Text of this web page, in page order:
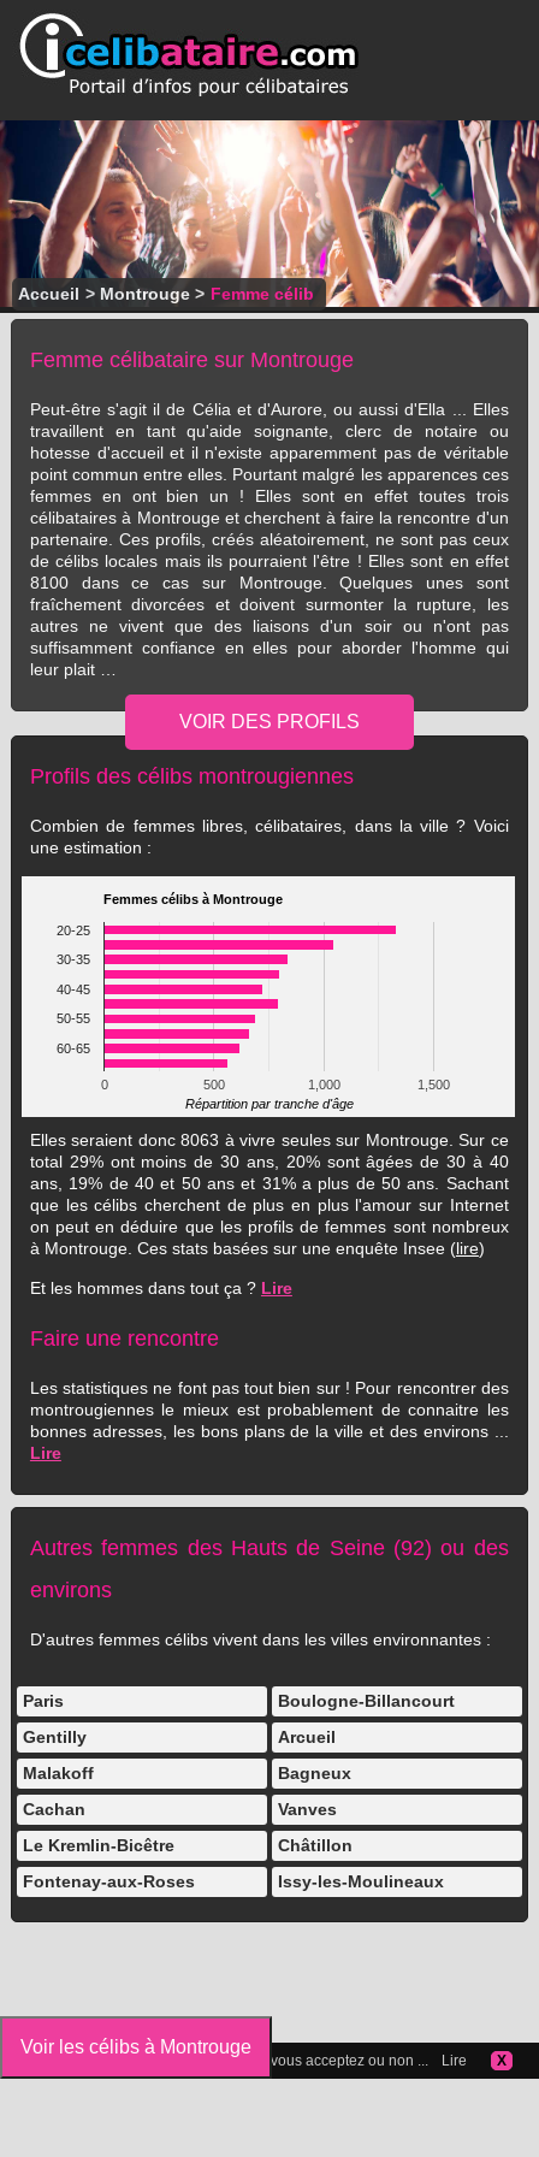
Accueil > Montrouge> Femme célib
Femme célibataire sur Montrouge
Peut-être s'agit il de Célia et d'Aurore, ou aussi d'Ella ... Elles
travaillent en tant qu'aide soignante, clerc de notaire ou
hotesse d'accueil et il n'existe apparemment pas de véritable
point commun entre elles. Pourtant malgré les apparences ces
femmes en ont bien un ! Elles sont en effet toutes trois
célibataires à Montrouge et cherchent à faire la rencontre d'un
partenaire. Ces profils, créés aléatoirement, ne sont pas ceux
de célibs locales mais ils pourraient l'être ! Elles sont en effet
8100 dans ce cas sur Montrouge. Quelques unes sont
fraîchement divorcées et doivent surmonter la rupture, les
autres ne vivent que des liaisons d'un soir ou n'ont pas
suffisamment confiance en elles pour aborder l'homme qui
leur plait …
Profils des célibs montrougiennes
Combien de femmes libres, célibataires, dans la ville ? Voici
une estimation :
Femmes célibs à Montrouge
0 500 1,000 1,500
20-25
30-35
40-45
50-55
60-65
Répartition par tranche d'âge
Elles seraient donc 8063 à vivre seules sur Montrouge. Sur ce
total 29% ont moins de 30 ans, 20% sont âgées de 30 à 40
ans, 19% de 40 et 50 ans et 31% a plus de 50 ans. Sachant
que les célibs cherchent de plus en plus l'amour sur Internet
on peut en déduire que les profils de femmes sont nombreux
à Montrouge. Ces stats basées sur une enquête Insee (lire)
Et les hommes dans tout ça ? Lire
Faire une rencontre
Les statistiques ne font pas tout bien sur ! Pour rencontrer des
montrougiennes le mieux est probablement de connaitre les
bonnes adresses, les bons plans de la ville et des environs ...
Lire
Autres femmes des Hauts de Seine (92) ou des
environs
D'autres femmes célibs vivent dans les villes environnantes :
Paris
Boulogne-Billancourt
Gentilly
Arcueil
Malakoff
Bagneux
Cachan
Vanves
Le Kremlin-Bicêtre
Châtillon
Fontenay-aux-Roses
Issy-les-Moulineaux
Voir les célibs à Montrouge
Vous pouvez gérer les cookies que vous acceptez ou non ... Lire X